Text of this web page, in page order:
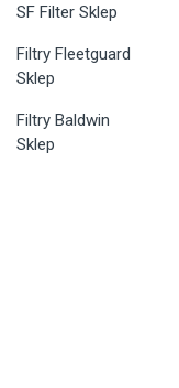
SF Filter Sklep
Filtry Fleetguard
Sklep
Filtry Baldwin
Sklep